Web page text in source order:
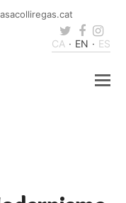
Twitter
CA EN ES